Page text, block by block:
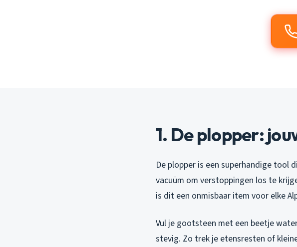
1. De plopper:
De plopper is een superhandige tool
vacuüm om verstoppingen los te
is dit een onmisbaar item voor elke
Vul je gootsteen met een beetje
stevig. Zo trek je etensresten of